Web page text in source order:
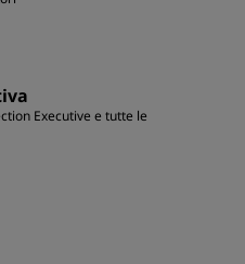
Executive e tutte le